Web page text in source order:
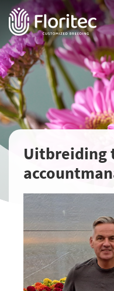
Uitbreiding